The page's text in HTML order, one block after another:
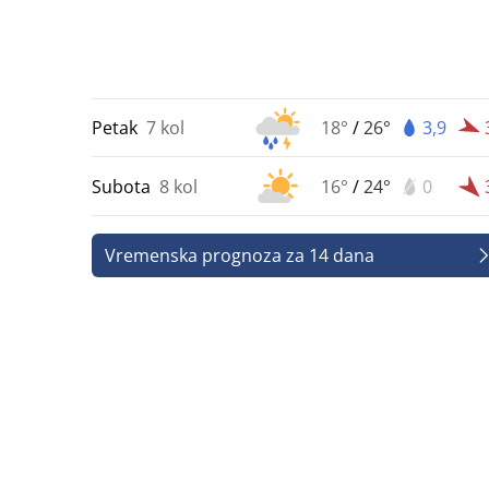
Petak 7 kol 18° /26° 3,9
Subota 8 kol 16° /24° 0
Vremenska prognoza za 14 dana